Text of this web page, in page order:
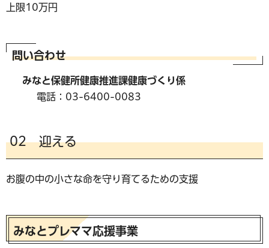
上限10万円
問い合わせ
みなと保健所健康推進課健康づくり係
電話：03-6400-0083
02 迎える
お腹の中の小さな命を守り育てるための支援
みなとプレママ応援事業